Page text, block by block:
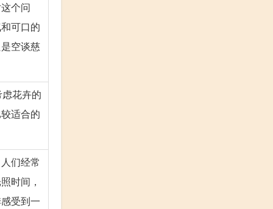
个问
可口的
空谈慈
花卉的
适合的
们经常
时间，
受到一